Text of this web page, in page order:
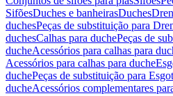
SifõesDuches e banheirasDuches
duchesPeças de substituição para
duchesCalhas para duchePeças de
ducheAcessórios para calhas para
Acessórios para calhas para duche
duchePeças de substituição para
ducheAcessórios complementares